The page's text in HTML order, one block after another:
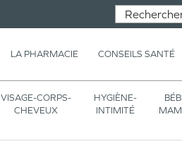
LA PHARMACIE CONSEILS SANTÉ
VISAGE-CORPS-
CHEVEUX
HYGIÈNE-
INTIMITÉ